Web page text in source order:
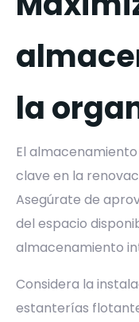
la
El
clave en la
Asegúrate de
del espacio
almacenamiento
Considera la
estanterías